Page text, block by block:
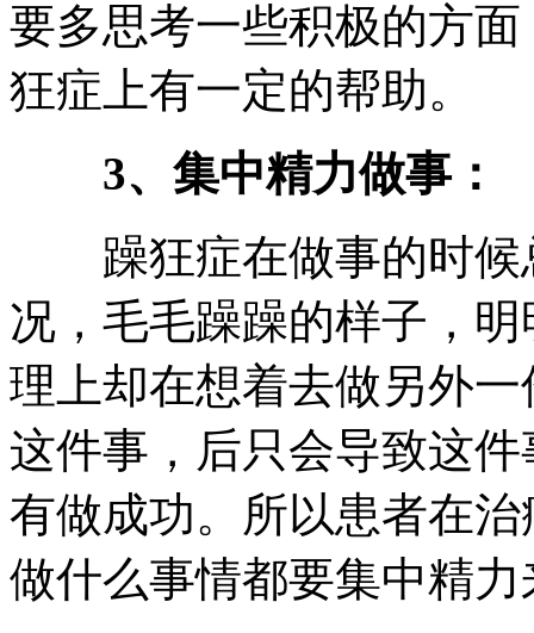
要多思考一些积极的方
狂症上有一定的帮助。
3、集中精力做事：
躁狂症在做事的时候
况，毛毛躁躁的样子，
理上却在想着去做另外
这件事，后只会导致这
有做成功。所以患者在
做什么事情都要集中精